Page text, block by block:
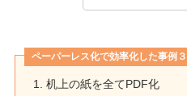
ペーパーレス化で効率化した事例
机上の紙を全てPDF化